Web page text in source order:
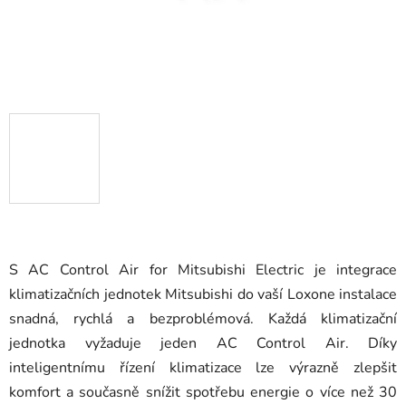
S AC Control Air for Mitsubishi Electric je integrace
klimatizačních jednotek Mitsubishi do vaší Loxone instalace
snadná, rychlá a bezproblémová. Každá klimatizační
jednotka vyžaduje jeden AC Control Air. Díky
inteligentnímu řízení klimatizace lze výrazně zlepšit
komfort a současně snížit spotřebu energie o více než 30